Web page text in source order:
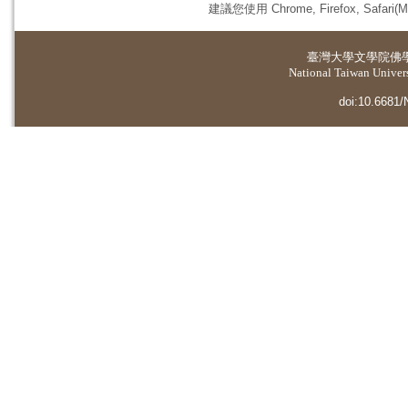
建議您使用 Chrome, Firefox,
臺灣大學文學院佛
National Taiwan
doi:10.6681/